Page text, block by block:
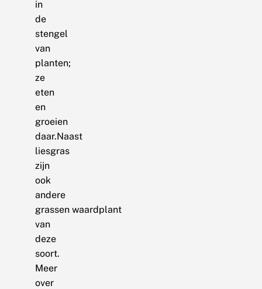
in
de
stengel
van
planten;
ze
eten
en
groeien
daar.Naast
liesgras
zijn
ook
andere
grassen waardplant
van
deze
soort.
Meer
over